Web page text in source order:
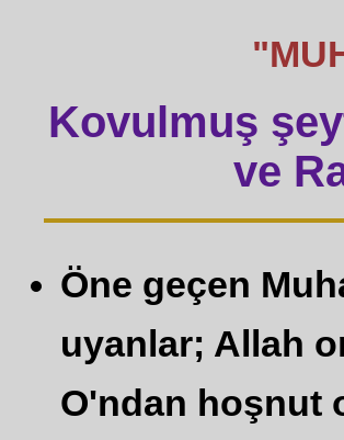
Kovulmuş
ve
Öne geçen
uyanlar; Allah
O'ndan hoşnut